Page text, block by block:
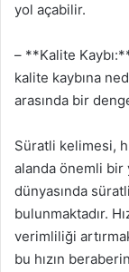
yol açabilir.
– **Kalite
kalite kaybına
arasında bir
Süratli kelimesi,
alanda önemli bir
dünyasında
bulunmaktadır.
verimliliği
bu hızın